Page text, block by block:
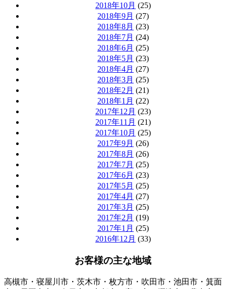
2018年10月 (25)
2018年9月 (27)
2018年8月 (23)
2018年7月 (24)
2018年6月 (25)
2018年5月 (23)
2018年4月 (27)
2018年3月 (25)
2018年2月 (21)
2018年1月 (22)
2017年12月 (23)
2017年11月 (21)
2017年10月 (25)
2017年9月 (26)
2017年8月 (26)
2017年7月 (25)
2017年6月 (23)
2017年5月 (25)
2017年4月 (27)
2017年3月 (25)
2017年2月 (19)
2017年1月 (25)
2016年12月 (33)
お客様の主な地域
高槻市・寝屋川市・茨木市・枚方市・吹田市・池田市・箕面